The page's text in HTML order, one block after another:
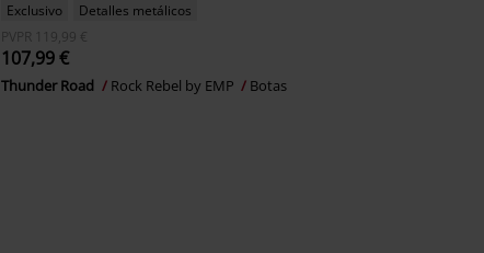
Exclusivo
Detalles metálicos
PVPR 119,99 €
107,99 €
Thunder Road Rock Rebel by EMP Botas